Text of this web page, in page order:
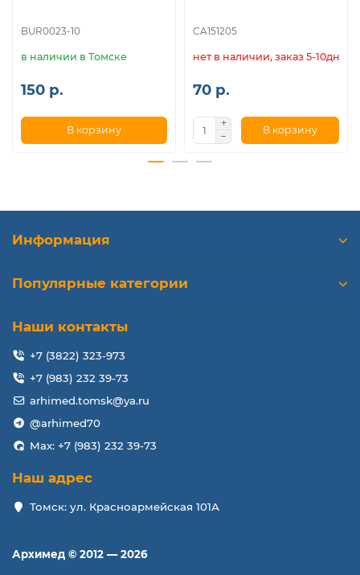
BUR0023-10
в наличии в Томске
150 р.
В корзину
CA151205
нет в наличии, заказ 5-10дн.
70 р.
В корзину
Информация
Популярные категории
Наши контакты
+7 (3822) 323-973
+7 (983) 232 39-73
arhimed.tomsk@ya.ru
@arhimed70
Max: +7 (983) 232 39-73
Наш адрес
Томск: ул. Красноармейская 101А
Архимед © 2012 — 2026